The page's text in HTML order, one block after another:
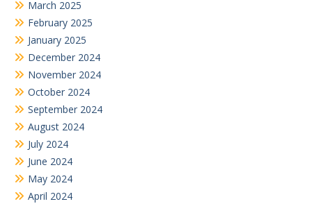
March 2025
February 2025
January 2025
December 2024
November 2024
October 2024
September 2024
August 2024
July 2024
June 2024
May 2024
April 2024